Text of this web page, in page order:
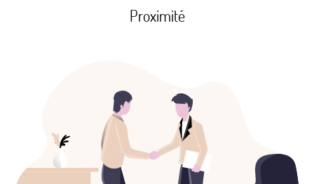
Proximité